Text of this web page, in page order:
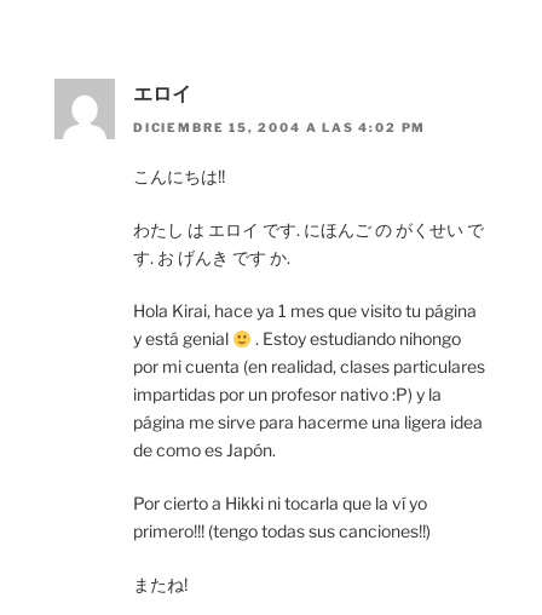
エロイ
DICIEMBRE 15, 2004 A LAS 4:02 PM
こんにちは!!
わたし は エロイ です. にほんご の がくせい で
す. お げんき です か.
Hola Kirai, hace ya 1 mes que visito tu página
y está genial
. Estoy estudiando nihongo
por mi cuenta (en realidad, clases particulares
impartidas por un profesor nativo :P) y la
página me sirve para hacerme una ligera idea
de como es Japón.
Por cierto a Hikki ni tocarla que la ví yo
primero!!! (tengo todas sus canciones!!)
またね!